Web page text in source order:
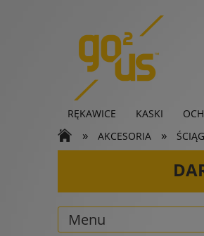
RĘKAWICE KASKI
KARTY PODARUNKOWE
» AKCESORIA »
Menu